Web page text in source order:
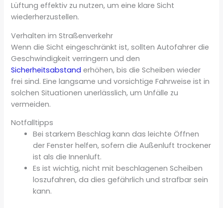
Lüftung effektiv zu nutzen, um eine klare Sicht
wiederherzustellen.
Verhalten im Straßenverkehr
Wenn die Sicht eingeschränkt ist, sollten Autofahrer die
Geschwindigkeit verringern und den
Sicherheitsabstand erhöhen, bis die Scheiben wieder
frei sind. Eine langsame und vorsichtige Fahrweise ist in
solchen Situationen unerlässlich, um Unfälle zu
vermeiden.
Notfalltipps
Bei starkem Beschlag kann das leichte Öffnen
der Fenster helfen, sofern die Außenluft trockener
ist als die Innenluft.
Es ist wichtig, nicht mit beschlagenen Scheiben
loszufahren, da dies gefährlich und strafbar sein
kann.